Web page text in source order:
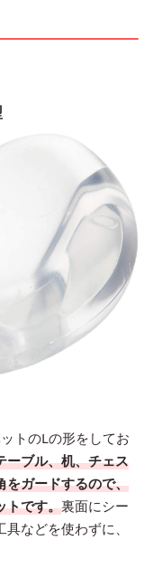
トのLの形をしてお
ーブル、机、チェス
をガードするので、
トです。裏面にシー
などを使わずに、